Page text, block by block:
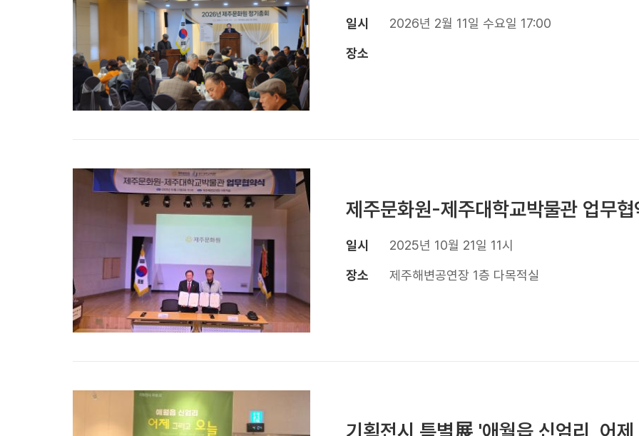
일시
2026년 2월 11일 수요일 17:00
장소
제주문화원-제주대학교박물관 업무협
일시
2025년 10월 21일 11시
장소
제주해변공연장 1층 다목적실
기획전시 특별展 '애월읍 신엄리, 어